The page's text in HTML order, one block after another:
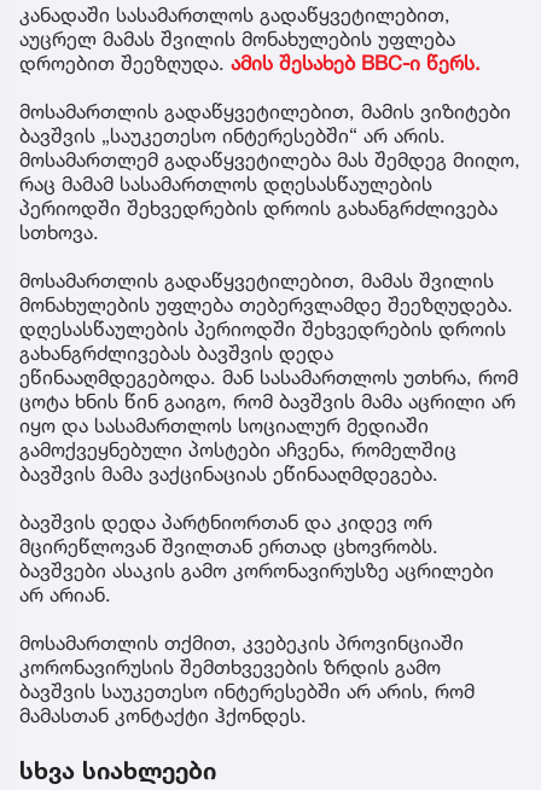
კანადაში სასამართლოს გადაწყვეტილებით,
აუცრელ მამას შვილის მონახულების უფლება
დროებით შეეზღუდა. ამის შესახებ BBC-ი წერს.
მოსამართლის გადაწყვეტილებით, მამის ვიზიტები
ბავშვის „საუკეთესო ინტერესებში“ არ არის.
მოსამართლემ გადაწყვეტილება მას შემდეგ მიიღო,
რაც მამამ სასამართლოს დღესასწაულების
პერიოდში შეხვედრების დროის გახანგრძლივება
სთხოვა.
მოსამართლის გადაწყვეტილებით, მამას შვილის
მონახულების უფლება თებერვლამდე შეეზღუდება.
დღესასწაულების პერიოდში შეხვედრების დროის
გახანგრძლივებას ბავშვის დედა
ეწინააღმდეგებოდა. მან სასამართლოს უთხრა, რომ
ცოტა ხნის წინ გაიგო, რომ ბავშვის მამა აცრილი არ
იყო და სასამართლოს სოციალურ მედიაში
გამოქვეყნებული პოსტები აჩვენა, რომელშიც
ბავშვის მამა ვაქცინაციას ეწინააღმდეგება.
ბავშვის დედა პარტნიორთან და კიდევ ორ
მცირეწლოვან შვილთან ერთად ცხოვრობს.
ბავშვები ასაკის გამო კორონავირუსზე აცრილები
არ არიან.
მოსამართლის თქმით, კვებეკის პროვინციაში
კორონავირუსის შემთხვევების ზრდის გამო
ბავშვის საუკეთესო ინტერესებში არ არის, რომ
მამასთან კონტაქტი ჰქონდეს.
სხვა სიახლეები